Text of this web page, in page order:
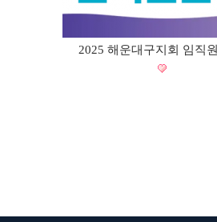
2025 해운대구지회 임직